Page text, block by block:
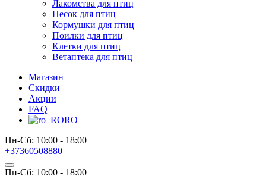
Лакомства для птиц
Песок для птиц
Кормушки для птиц
Поилки для птиц
Клетки для птиц
Ветаптека для птиц
Магазин
Скидки
Акции
FAQ
RO
Пн-Сб: 10:00 - 18:00
+37360508880
Пн-Сб: 10:00 - 18:00